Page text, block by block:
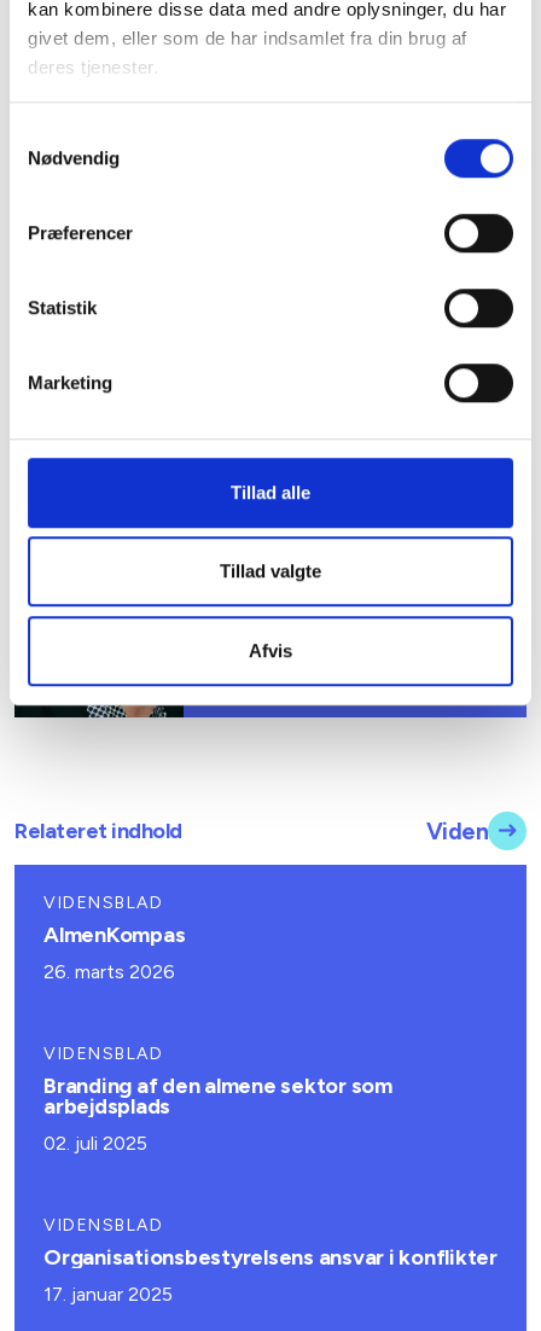
kan kombinere disse data med andre oplysninger, du har
givet dem, eller som de har indsamlet fra din brug af
deres tjenester.
Nødvendig
Præferencer
Statistik
Marketing
Tillad alle
Tillad valgte
Afvis
Har I en plan for oplæring af nye
bestyrelsesmedlemmer? Og bliver den fulgt?
Hvilke særlige forventninger har I til nye
Hvordan evaluerer og reviderer I oplæringsforløbet?
Gode råd
Nana Juul
Konsulent
Tlf: 22 53 17 35
Relateret indhold Viden
VIDENSBLAD
AlmenKompas
26. marts 2026
VIDENSBLAD
Branding af den almene sektor som
arbejdsplads
02. juli 2025
VIDENSBLAD
Organisationsbestyrelsens ansvar i konflikter
17. januar 2025